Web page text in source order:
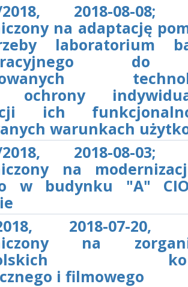
2018, 2018-08-08;
na adaptację
laboratorium
do
ochrony
ich
warunkach
2018, 2018-08-03;
na
w budynku "A"
2018, 2018-07-20,
na
i filmowego